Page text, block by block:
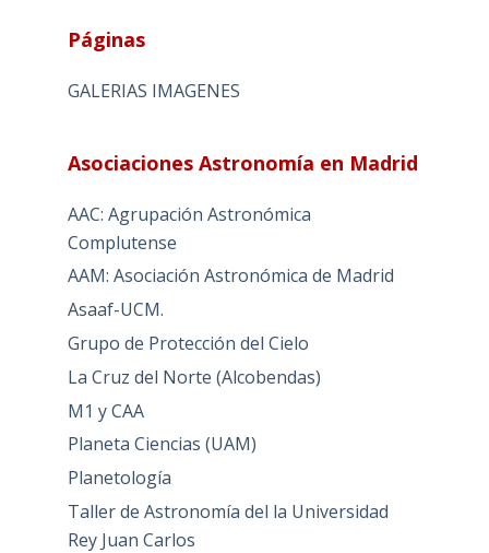
Páginas
GALERIAS IMAGENES
Asociaciones Astronomía en Madrid
AAC: Agrupación Astronómica
Complutense
AAM: Asociación Astronómica de Madrid
Asaaf-UCM.
Grupo de Protección del Cielo
La Cruz del Norte (Alcobendas)
M1 y CAA
Planeta Ciencias (UAM)
Planetología
Taller de Astronomía del la Universidad
Rey Juan Carlos